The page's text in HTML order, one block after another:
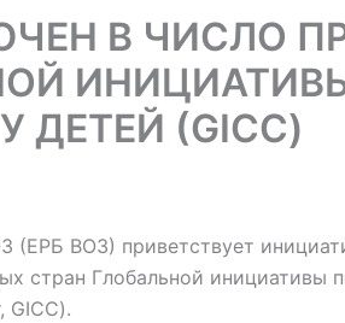
В ЧИСЛО
ДЕТЕЙ (GICC)
(ЕРБ ВОЗ) приветствует
стран Глобальной инициативы
GICC).